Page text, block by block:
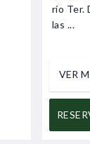
río Ter.
las ...
VER